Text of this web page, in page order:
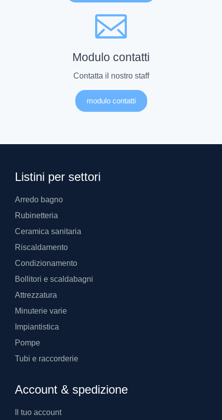
Modulo contatti
Contatta il nostro staff
modulo contatti
Listini per settori
Arredo bagno
Rubinetteria
Ceramica sanitaria
Riscaldamento
Condizionamento
Bollitori e scaldabagni
Attrezzatura
Minuterie varie
Impiantistica
Pompe
Tubi e raccorderie
Account & spedizione
Il tuo account